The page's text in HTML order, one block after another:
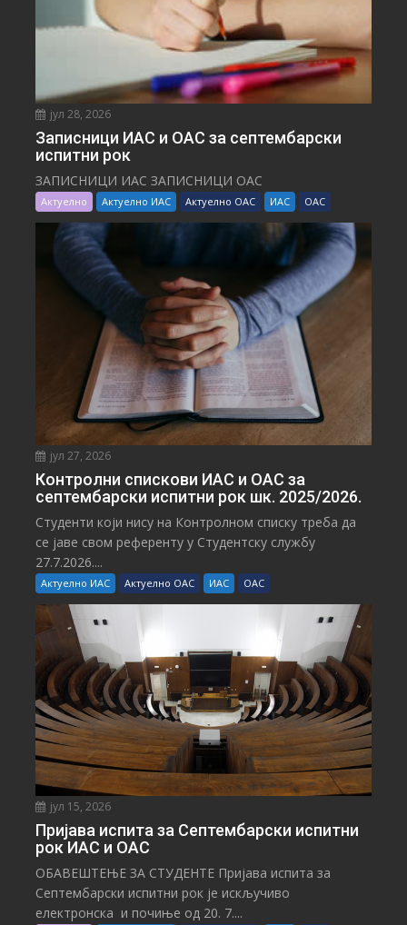
јул 28, 2026
Записници ИАС и ОАС за септембарски
испитни рок
ЗАПИСНИЦИ ИАС ЗАПИСНИЦИ ОАС
Актуелно Актуелно ИАС Актуелно ОАС ИАС ОАС
јул 27, 2026
Контролни спискови ИАС и ОАС за
септембарски испитни рок шк. 2025/2026.
Студенти који нису на Контролном списку треба да
се јаве свом референту у Студентску службу
27.7.2026....
Актуелно ИАС Актуелно ОАС ИАС ОАС
јул 15, 2026
Пријава испита за Септембарски испитни
рок ИАС и ОАС
ОБАВЕШТЕЊЕ ЗА СТУДЕНТЕ Пријава испита за
Септембарски испитни рок је искључиво
електронска и почиње од 20. 7....